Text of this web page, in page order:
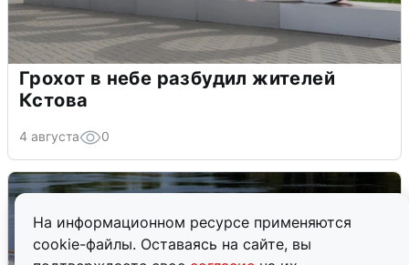
На информационном ресурсе применяются
cookie-файлы. Оставаясь на сайте, вы
Грохот в небе разбудил жителей
Кстова
4 августа 0